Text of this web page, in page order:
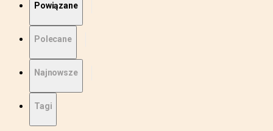
Powiązane
Polecane
Najnowsze
Tagi